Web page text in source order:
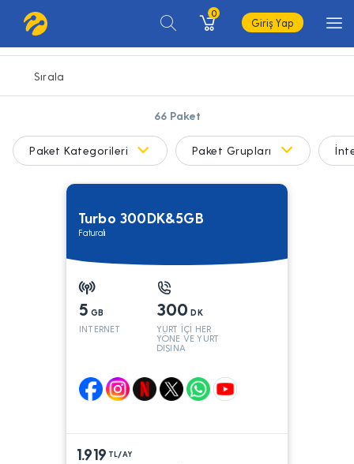
0
Giriş Yap
66Paket
Turbo 300DK&5GB
Faturalı
5 GB
INTERNET
300 DK
YURT İÇİ HER
YÖNE VE YURT
DIŞINA
1.919 TL/AY
Paket Kategorileri Paket Grupları